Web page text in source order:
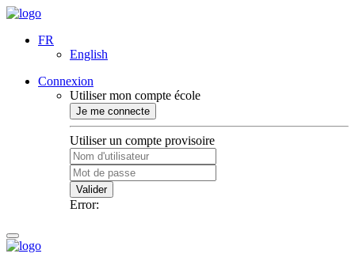
FR
English
Connexion
Utiliser mon compte école
Je me connecte
Utiliser un compte provisoire
Valider
Error: